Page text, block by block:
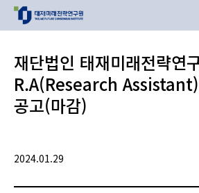
재단법인 태재미래전략연
R.A(Research
공고(마감)
2024.01.29